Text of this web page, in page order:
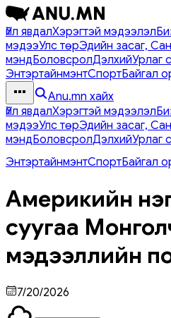
Үйл явдалХэрэгтэй мэдээлэл
мэдээУлс төрЭдийн засаг,
мэндБоловсролДэлхийУрлаг
ЭнтэртайнмэнтСпортБайгал
Anu.mn хайх
Үйл явдалХэрэгтэй мэдээлэл
мэдээУлс төрЭдийн засаг,
мэндБоловсролДэлхийУрлаг
ЭнтэртайнмэнтСпортБайгал
Америкийн
суугаа
мэдээллийн
7/20/2026